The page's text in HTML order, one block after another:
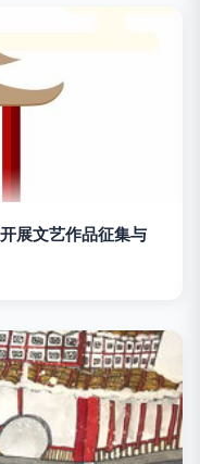
展文艺作品征集与